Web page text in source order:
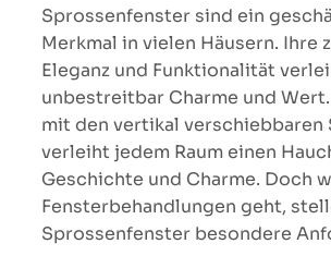
Sprossenfenster sind ein
Merkmal in vielen Häusern. Ihre
Eleganz und Funktionalität
unbestreitbar Charme und
mit den vertikal verschiebbaren
verleiht jedem Raum einen
Geschichte und Charme. Doch
Fensterbehandlungen geht,
Sprossenfenster besondere